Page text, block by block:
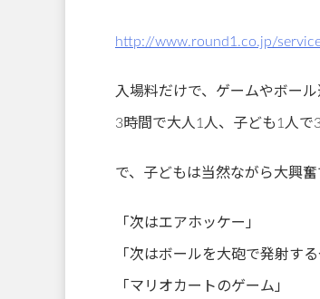
http://www.round1.co.jp/
入場料だけで、ゲームやボー
3時間で大人1人、子ども1人で
で、子どもは当然ながら大興奮
「次はエアホッケー」
「次はボールを大砲で発射する
「マリオカートのゲーム」